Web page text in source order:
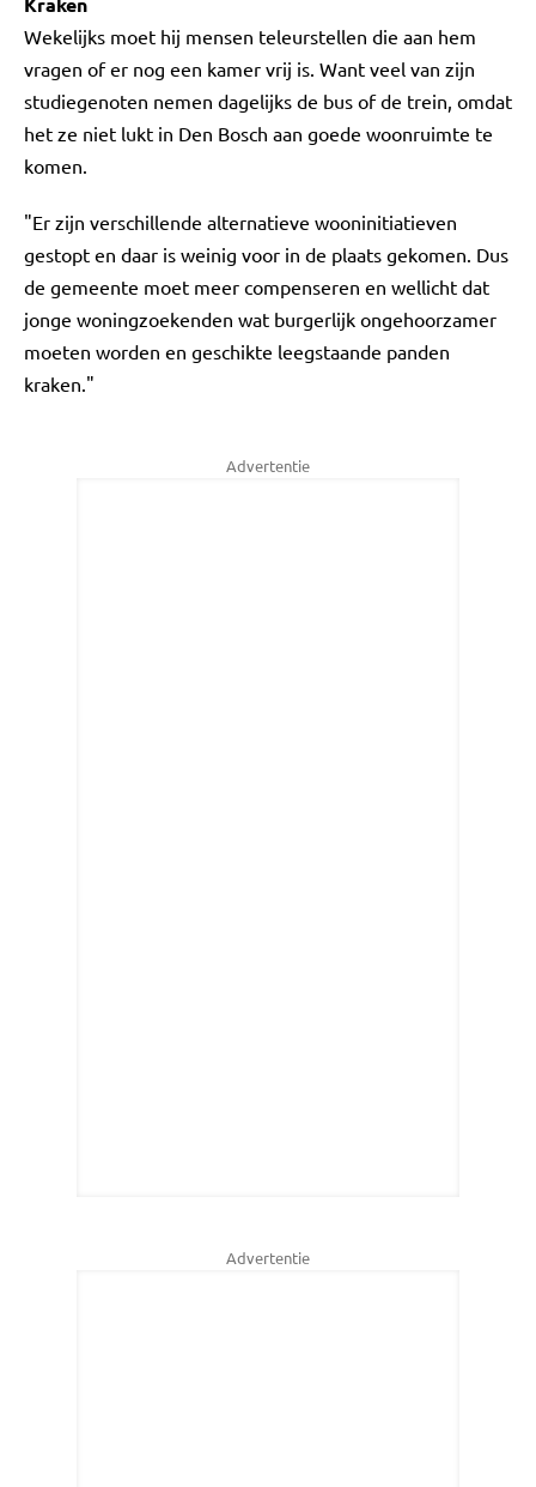
Wekelijks moet hij mensen teleurstellen die aan hem
vragen of er nog een kamer vrij is. Want veel van zijn
studiegenoten nemen dagelijks de bus of de trein, omdat
het ze niet lukt in Den Bosch aan goede woonruimte te
komen.
"Er zijn verschillende alternatieve wooninitiatieven
gestopt en daar is weinig voor in de plaats gekomen. Dus
de gemeente moet meer compenseren en wellicht dat
jonge woningzoekenden wat burgerlijk ongehoorzamer
moeten worden en geschikte leegstaande panden
kraken."
Advertentie
Advertentie